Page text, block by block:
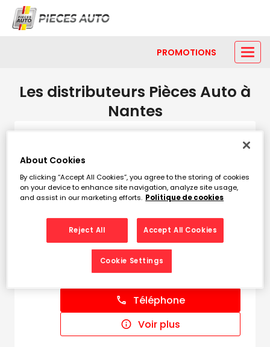
PROMOTIONS
Les distributeurs Pièces Auto à
Nantes
Liste Carte
PIECES AUTO BASSE GOULAINE
699 Route de Clisson
44115 BASSE GOULAINE
Téléphone
Voir plus
About Cookies
By clicking “Accept All Cookies”, you agree to the storing of cookies
on your device to enhance site navigation, analyze site usage,
and assist in our marketing efforts. Politique de cookies
Reject All Accept All Cookies
Cookie Settings